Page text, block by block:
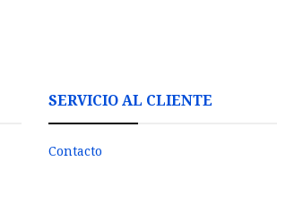
SERVICIO AL CLIENTE
Contacto